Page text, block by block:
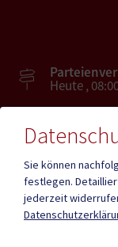
Heute ,
Mehr
Sie können
festlegen.
jederzeit